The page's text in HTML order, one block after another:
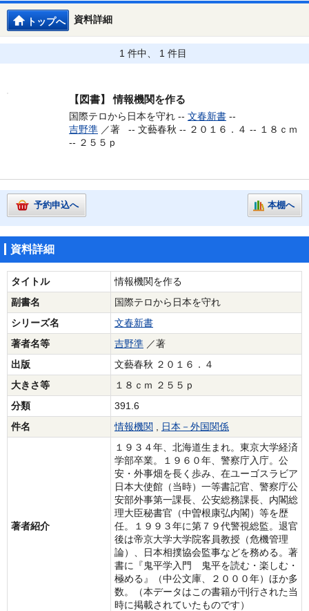
資料詳細
トップへ
1 件中、 1 件目
【図書】 情報機関を作る
国際テロから日本を守れ -- 文春新書 --
吉野準 ／著 -- 文藝春秋 -- ２０１６．４ -- １８ｃｍ
-- ２５５ｐ
予約申込へ 本棚へ
資料詳細
タイトル
情報機関を作る
副書名
国際テロから日本を守れ
シリーズ名
文春新書
著者名等
吉野準 ／著
出版
文藝春秋 ２０１６．４
大きさ等
１８ｃｍ ２５５ｐ
分類
391.6
件名
情報機関 , 日本－外国関係
著者紹介
１９３４年、北海道生まれ。東京大学経済
学部卒業。１９６０年、警察庁入庁。公
安・外事畑を長く歩み、在ユーゴスラビア
日本大使館（当時）一等書記官、警察庁公
安部外事第一課長、公安総務課長、内閣総
理大臣秘書官（中曽根康弘内閣）等を歴
任。１９９３年に第７９代警視総監。退官
後は帝京大学大学院客員教授（危機管理
論）、日本相撲協会監事などを務める。著
書に『鬼平学入門 鬼平を読む・楽しむ・
極める』（中公文庫、２０００年）ほか多
数。（本データはこの書籍が刊行された当
時に掲載されていたものです）